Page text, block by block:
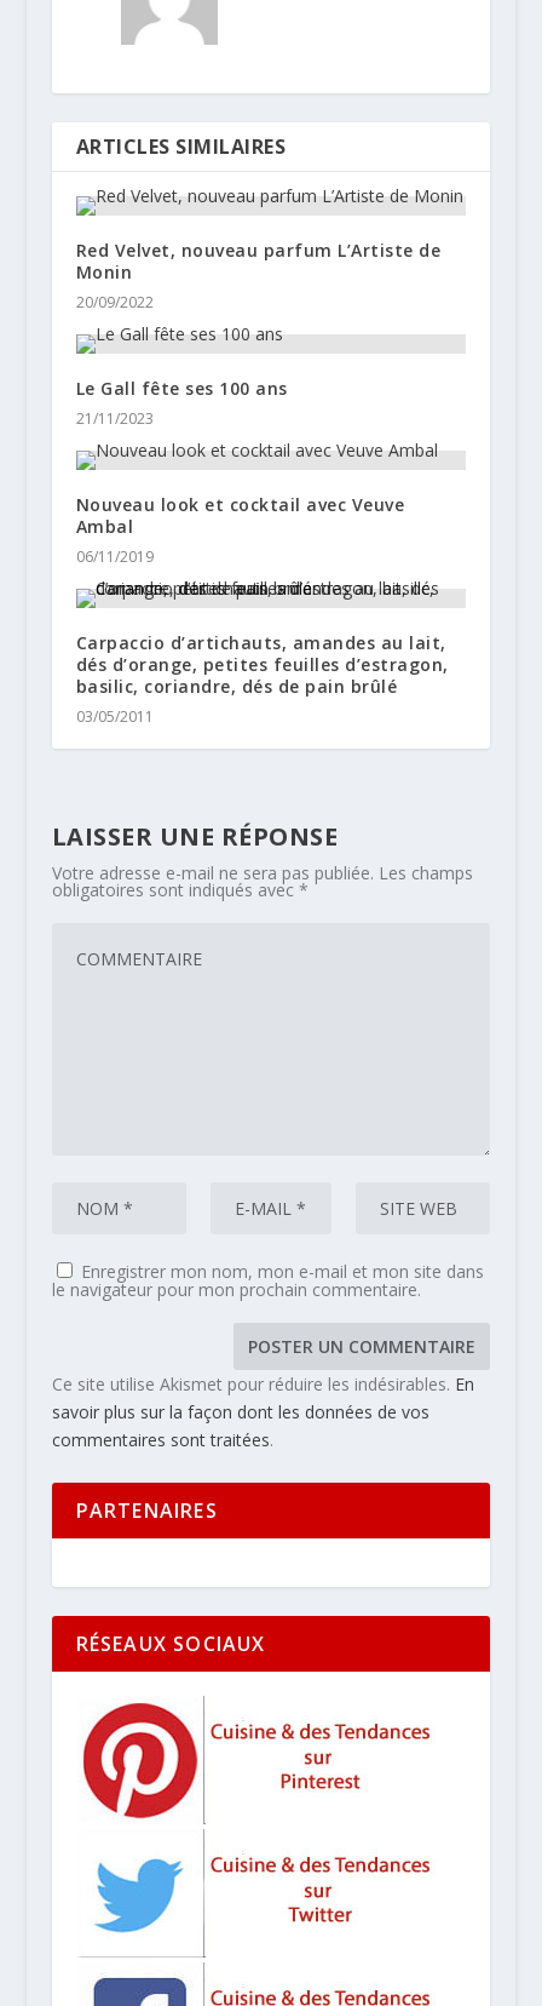
ARTICLES SIMILAIRES
Red Velvet, nouveau parfum L’Artiste de
Monin
20/09/2022
Le Gall fête ses 100 ans
21/11/2023
Nouveau look et cocktail avec Veuve
Ambal
06/11/2019
Carpaccio d’artichauts, amandes au lait,
dés d’orange, petites feuilles d’estragon,
basilic, coriandre, dés de pain brûlé
03/05/2011
LAISSER UNE RÉPONSE
Votre adresse e-mail ne sera pas publiée. Les champs
obligatoires sont indiqués avec *
Enregistrer mon nom, mon e-mail et mon site dans
le navigateur pour mon prochain commentaire.
Ce site utilise Akismet pour réduire les indésirables. En
savoir plus sur la façon dont les données de vos
commentaires sont traitées.
PARTENAIRES
RÉSEAUX SOCIAUX